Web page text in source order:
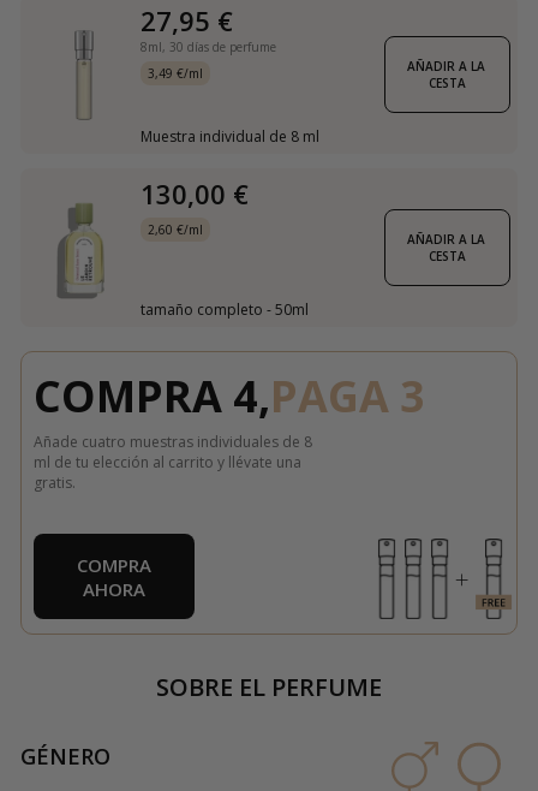
27,95 €
8ml, 30 días de perfume
3,49 €/ml
Muestra individual de 8 ml
AÑADIR A LA
CESTA
130,00 €
2,60 €/ml
tamaño completo - 50ml
AÑADIR A LA
CESTA
COMPRA 4,PAGA 3
Añade cuatro muestras individuales de 8
ml de tu elección al carrito y llévate una
gratis.
COMPRA
AHORA
SOBRE EL PERFUME
GÉNERO